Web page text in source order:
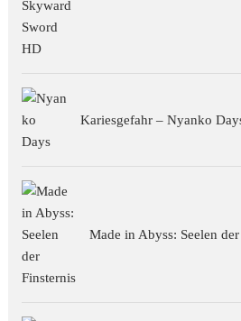
Kariesgefahr – Nyanko
Made in Abyss: Seelen